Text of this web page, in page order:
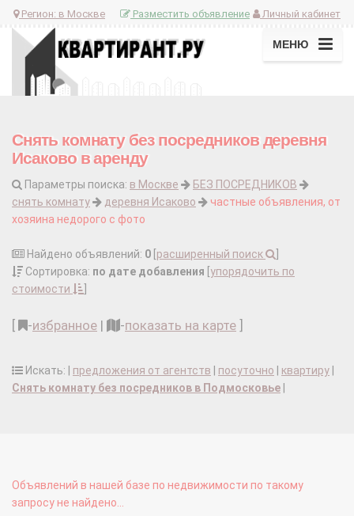
Регион: в Москве Личный кабинет
Разместить объявление
МЕНЮ
Снять комнату без посредников деревня
Исаково в аренду
Параметры поиска: в Москве
БЕЗ ПОСРЕДНИКОВ
снять комнату
деревня Исаково
частные объявления, от
хозяина недорого с фото
Найдено объявлений: 0 расширенный поиск
Сортировка: по дате добавления упорядочить по
стоимости
-избранное | -показать на карте
Искать: | предложения от агентств посуточно квартиру
Снять комнату без посредников в Подмосковье
Объявлений в нашей базе по недвижимости по такому
запросу не найдено...